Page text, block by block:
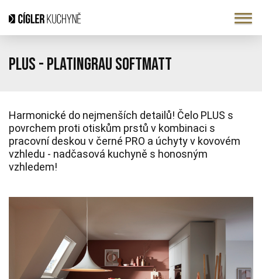
Plus - Platingrau softmatt
Harmonické do nejmenších detailů! Čelo PLUS s
povrchem proti otiskům prstů v kombinaci s
pracovní deskou v černé PRO a úchyty v kovovém
vzhledu - nadčasová kuchyně s honosným
vzhledem!